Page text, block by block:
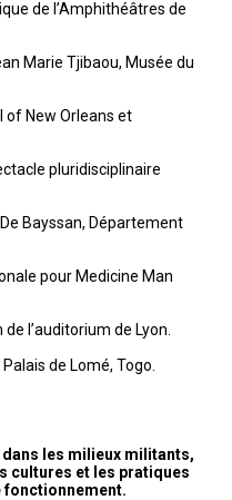
de l’Amphithéâtres de
Marie Tjibaou, Musée du
of New Orleans et
pluridisciplinaire
Bayssan, Département
pour Medicine Man
l’auditorium de Lyon.
de Lomé, Togo.
les milieux militants,
cultures et les pratiques
fonctionnement.